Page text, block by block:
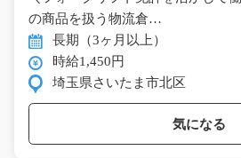
の商品を扱う物流倉…
長期（3ヶ月以上）
時給1,450円
埼玉県さいたま市北区
気になる